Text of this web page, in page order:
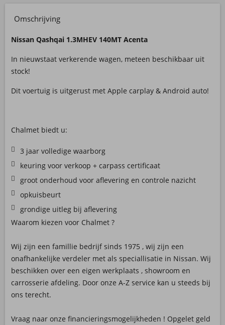
Omschrijving
Nissan Qashqai 1.3MHEV 140MT Acenta
In nieuwstaat verkerende wagen, meteen beschikbaar uit
stock!
Dit voertuig is uitgerust met Apple carplay & Android auto!
Chalmet biedt u:
3 jaar volledige waarborg
keuring voor verkoop + carpass certificaat
groot onderhoud voor aflevering en controle nazicht
opkuisbeurt
grondige uitleg bij aflevering
Waarom kiezen voor Chalmet ?
Wij zijn een famillie bedrijf sinds 1975 , wij zijn een
onafhankelijke verdeler met als speciallisatie in Nissan. Wij
beschikken over een eigen werkplaats , showroom en
carrosserie afdeling. Door onze A-Z service kan u steeds bij
ons terecht.
Vraag naar onze financieringsmogelijkheden ! Opgelet geld